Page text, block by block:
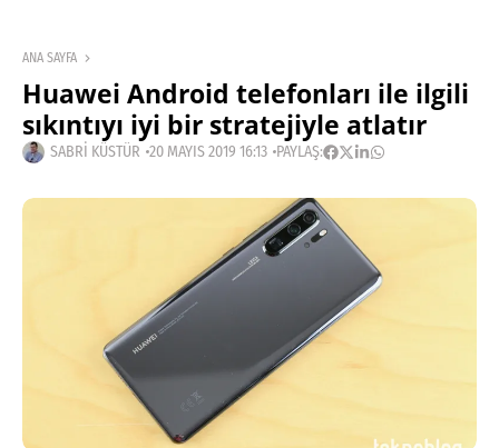
ANA SAYFA
Huawei Android telefonları ile ilgili
sıkıntıyı iyi bir stratejiyle atlatır
SABRI KÜSTÜR 20 MAYIS 2019 16:13 PAYLAŞ: